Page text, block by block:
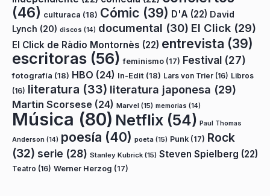
(46) culturaca (18) Cómic (39) D'A (22) David
Lynch (20) discos (14) documental (30) El Click (29)
El Click de Ràdio Montornès (22) entrevista (39)
escritoras (56) feminismo (17) Festival (27)
fotografía (18) HBO (24) In-Edit (18) Lars von Trier (16) Libros
(16) literatura (33) literatura japonesa (29)
Martin Scorsese (24) Marvel (15) memorias (14)
Música (80) Netflix (54) Paul Thomas
Anderson (14) poesía (40) poeta (15) Punk (17) Rock
(32) serie (28) Stanley Kubrick (15) Steven Spielberg (22)
Teatro (16) Werner Herzog (17)